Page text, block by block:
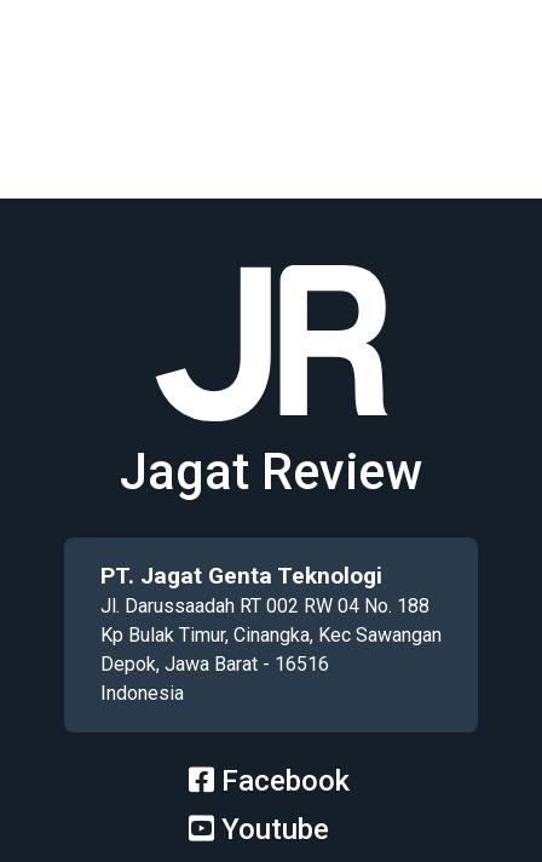
Jagat Review
PT. Jagat Genta Teknologi
Jl. Darussaadah RT 002 RW 04 No. 188
Kp Bulak Timur, Cinangka, Kec Sawangan
Depok, Jawa Barat - 16516
Indonesia
Facebook
Youtube